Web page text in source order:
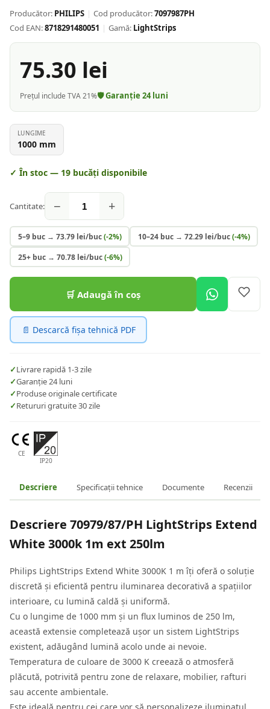
Producător: PHILIPS | Cod producător:7097987PH
Cod EAN:8718291480051 | Gamă: LightStrips
75.30 lei
Prețul include TVA 21%🛡️ Garanție 24luni
LUNGIME
1000 mm
✓ În stoc — 19 bucăți disponibile
Cantitate: − +
5–9 buc→ 73.79lei/buc(-2%) 10–24 buc→ 72.29lei/buc(-4%)
25+ buc→ 70.78lei/buc(-6%)
🛒 Adaugă în coș
📄 Descarcă fișa tehnică PDF
✓Livrare rapidă 1-3 zile
✓Garanție 24 luni
✓Produse originale certificate
✓Retururi gratuite 30 zile
CE
IP20
Descriere Specificații tehnice Documente Recenzii
Descriere 70979/87/PH LightStrips Extend
White 3000k 1m ext 250lm
Philips LightStrips Extend White 3000K 1 m îți oferă o soluție
discretă și eficientă pentru iluminarea decorativă a spațiilor
interioare, cu lumină caldă și uniformă.
Cu o lungime de 1000 mm și un flux luminos de 250 lm,
această extensie completează ușor un sistem LightStrips
existent, adăugând lumină acolo unde ai nevoie.
Temperatura de culoare de 3000 K creează o atmosferă
plăcută, potrivită pentru zone de relaxare, mobilier, rafturi
sau accente ambientale.